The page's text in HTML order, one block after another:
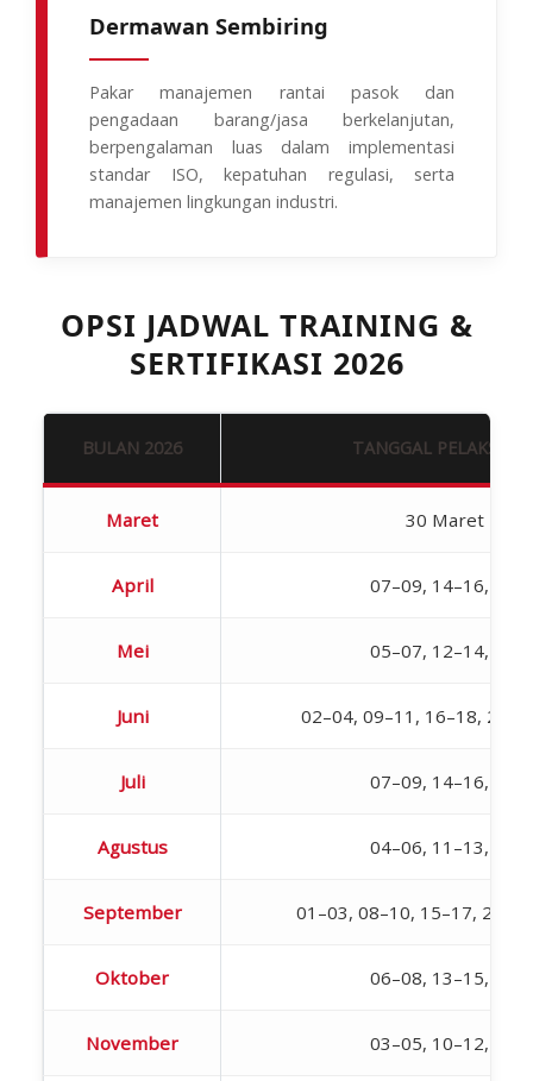
Dermawan Sembiring
Pakar manajemen rantai pasok dan
pengadaan barang/jasa berkelanjutan,
berpengalaman luas dalam implementasi
standar ISO, kepatuhan regulasi, serta
manajemen lingkungan industri.
OPSI JADWAL TRAINING &
SERTIFIKASI 2026
BULAN 2026 TANGGAL
Maret 30 Maret – 01
April 07–09, 14–16,
Mei 05–07, 12–14,
Juni 02–04, 09–11, 16–18,
Juli 07–09, 14–16,
Agustus 04–06, 11–13,
September 01–03, 08–10, 15–17,
Oktober 06–08, 13–15,
November 03–05, 10–12,